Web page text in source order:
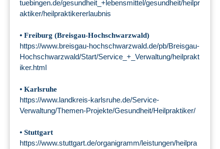
tuebingen.de/gesundheit_+lebensmittel/gesundheit/heilpr
aktiker/heilpraktikererlaubnis
• Freiburg (Breisgau-Hochschwarzwald)
https://www.breisgau-hochschwarzwald.de/pb/Breisgau-
Hochschwarzwald/Start/Service_+_Verwaltung/heilprakt
iker.html
• Karlsruhe
https://www.landkreis-karlsruhe.de/Service-
Verwaltung/Themen-Projekte/Gesundheit/Heilpraktiker/
• Stuttgart
https://www.stuttgart.de/organigramm/leistungen/heilpra